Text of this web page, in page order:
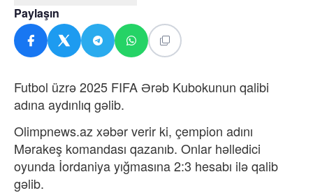
Paylaşın
Futbol üzrə 2025 FIFA Ərəb Kubokunun qalibi
adına aydınlıq gəlib.
Olimpnews.az xəbər verir ki, çempion adını
Mərakeş komandası qazanıb. Onlar həlledici
oyunda İordaniya yığmasına 2:3 hesabı ilə qalib
gəlib.